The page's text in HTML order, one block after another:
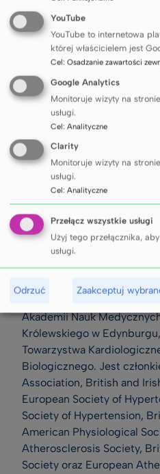
chorób wewnętrznych,
i endokrynologii, medyczny
oraz członek Rady do
Glasgow & Clyde Health.
Jedna z wiodących na
zajmujących się chorobami
nadciśnieniem, genomiką
naczyniowego oraz
została uhonorowana
Brytyjskiego w klasie
wiąże tytułem honorowym
tytułu Sir). Otrzymała to
Elżbiety II za osiągnięcia w
układem sercowo-
W 2019 r. została
Medycznych (MRC).
zdrowia (Health Innovation
członkiem Królewskiego
Amerykańskiego
Akademii Nauk
Królewskiego w
Towarzystwa
Biologicznego. Jest
Association, British and
European Society of
Society of Hypertension,
American Physiological
Atherosclerosis Society,
Society oraz European
YouTube
YouTube to internetowa
której właścicielem jest
Cel: Osadzanie zawartości
Google Analytics
Monitoruje wizyty na
usługi.
Cel: Analityczne
Clarity
Monitoruje wizyty na
usługi.
Cel: Analityczne
Przełącz wszystkie usługi
Użyj tego przełącznika,
usługi.
Odrzuć Zaakceptuj